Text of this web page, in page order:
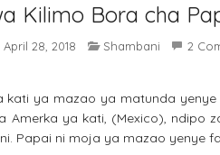
Kilimo Bora cha
April 28, 2018 Shambani 2
kati ya mazao ya matunda
Amerka ya kati, (Mexico), ndipo
Papai ni moja ya mazao yenye